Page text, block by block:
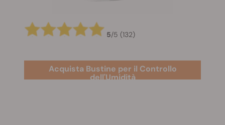
5/5 (132)
Acquista Bustine per il Controllo
dell'Umidità